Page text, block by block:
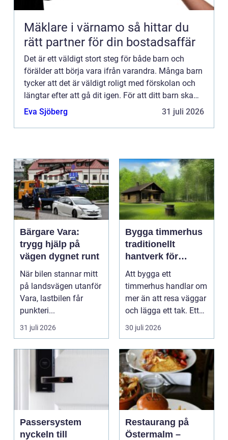
Mäklare i värnamo så hittar du
rätt partner för din bostadsaffär
Det är ett väldigt stort steg för både barn och
förälder att börja vara ifrån varandra. Många barn
tycker att det är väldigt roligt med förskolan och
längtar efter att gå dit igen. För att ditt barn ska
känna samma sak är det viktigt att du väljer rä...
Eva Sjöberg 31 juli 2026
Bärgare Vara:
trygg hjälp på
vägen dygnet runt
När bilen stannar mitt
på landsvägen utanför
Vara, lastbilen får
punkteri...
31 juli 2026
Bygga timmerhus
traditionellt
hantverk för
moderna behov
Att bygga ett
timmerhus handlar om
mer än att resa väggar
och lägga ett tak. Ett
timmerhus är ett lå...
30 juli 2026
Passersystem
nyckeln till
Restaurang på
Östermalm –